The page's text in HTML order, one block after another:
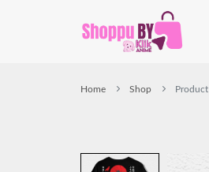
Home Shop Product